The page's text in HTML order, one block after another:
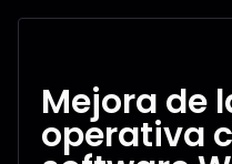
Mejora de
operativa